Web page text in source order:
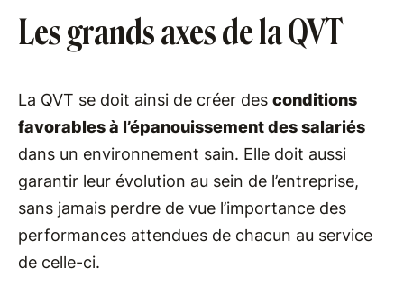
Les grands axes de la QVT
La QVT se doit ainsi de créer des conditions
favorables à l’épanouissement des salariés
dans un environnement sain. Elle doit aussi
garantir leur évolution au sein de l’entreprise,
sans jamais perdre de vue l’importance des
performances attendues de chacun au service
de celle-ci.